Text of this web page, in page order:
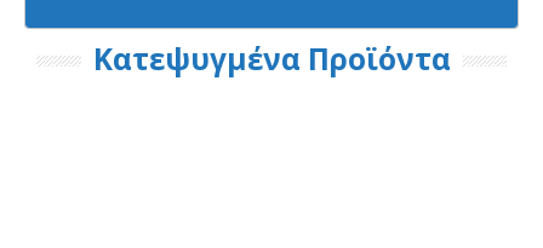
Κατεψυγμένα Προϊόντα